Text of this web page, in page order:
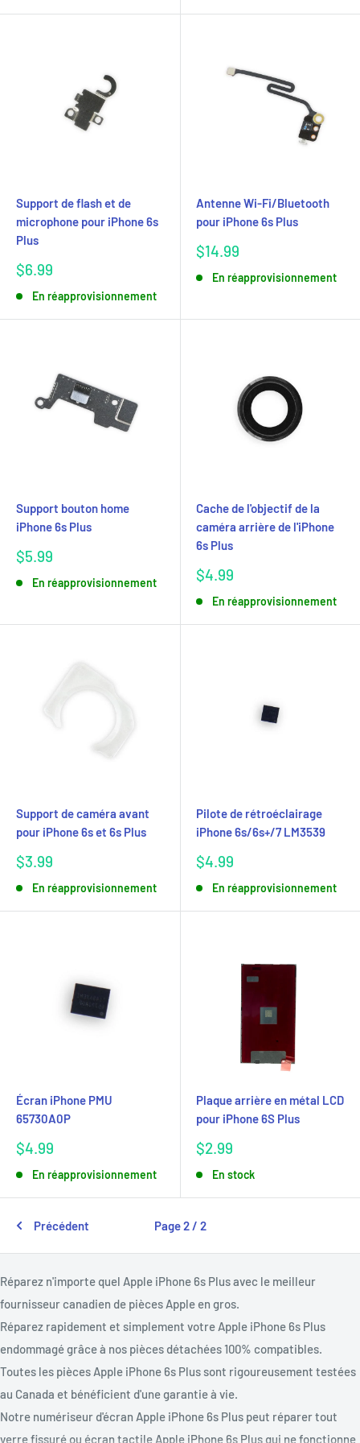
Support de flash et de
microphone pour iPhone 6s
Plus
Prix
$6.99
En réapprovisionnement
Antenne Wi-Fi/Bluetooth
pour iPhone 6s Plus
Prix
$14.99
En réapprovisionnement
Support bouton home
iPhone 6s Plus
Prix
$5.99
En réapprovisionnement
Cache de l'objectif de la
caméra arrière de l'iPhone
6s Plus
Prix
$4.99
En réapprovisionnement
Support de caméra avant
pour iPhone 6s et 6s Plus
Prix
$3.99
En réapprovisionnement
Pilote de rétroéclairage
iPhone 6s/6s+/7 LM3539
Prix
$4.99
En réapprovisionnement
Écran iPhone PMU
65730A0P
Prix
$4.99
En réapprovisionnement
Plaque arrière en métal LCD
pour iPhone 6S Plus
Prix
$2.99
En stock
Précédent Page 2 / 2
Réparez n'importe quel Apple iPhone 6s Plus avec le meilleur
fournisseur canadien de pièces Apple en gros.
Réparez rapidement et simplement votre Apple iPhone 6s Plus
endommagé grâce à nos pièces détachées 100% compatibles.
Toutes les pièces Apple iPhone 6s Plus sont rigoureusement testées
au Canada et bénéficient d'une garantie à vie.
Notre numériseur d'écran Apple iPhone 6s Plus peut réparer tout
verre fissuré ou écran tactile Apple iPhone 6s Plus qui ne fonctionne